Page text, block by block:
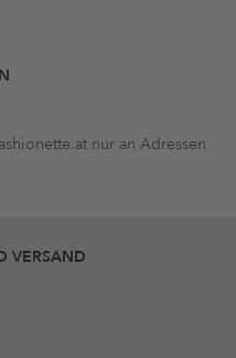
nur an Adressen
VERSAND